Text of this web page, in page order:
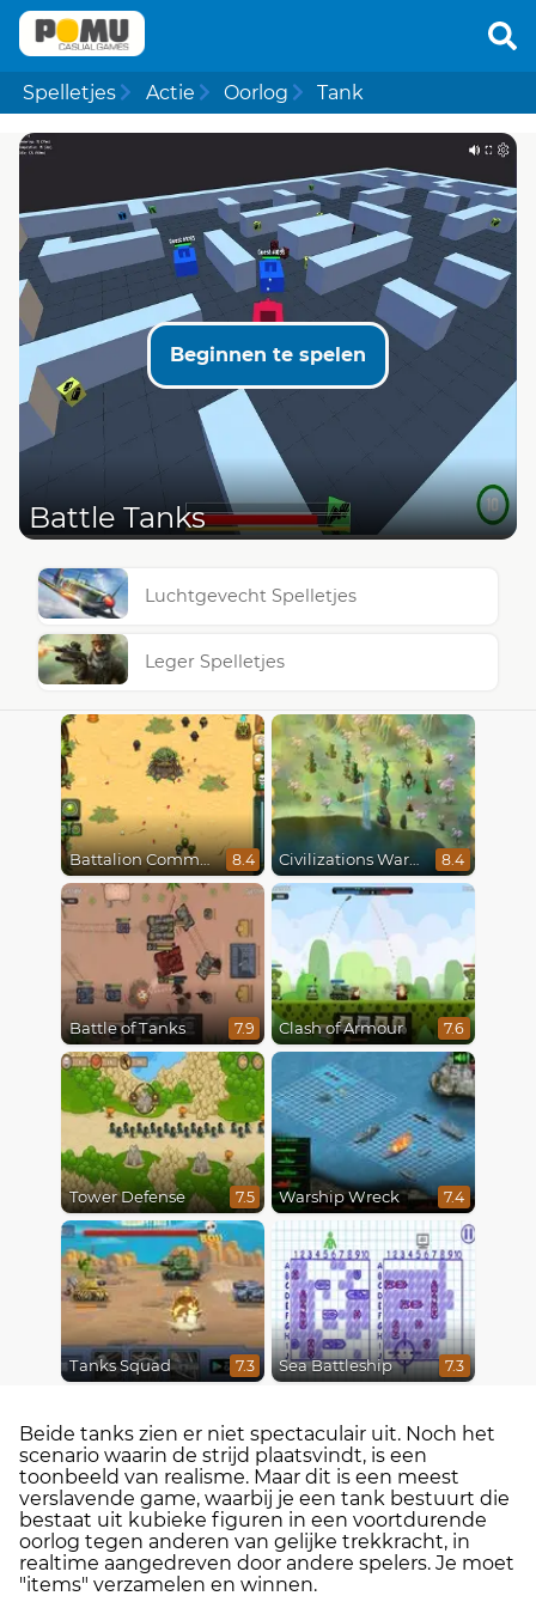
Spelletjes Actie Oorlog Tank
Beginnen te spelen
Battle Tanks
Luchtgevecht Spelletjes
Leger Spelletjes
Battalion Commander 8.4 Civilizations Wars Master Edition 8.4
Battle of Tanks 7.9 Clash of Armour 7.6
Tower Defense 7.5 Warship Wreck 7.4
Tanks Squad 7.3 Sea Battleship 7.3
Beide tanks zien er niet spectaculair uit. Noch het
scenario waarin de strijd plaatsvindt, is een
toonbeeld van realisme. Maar dit is een meest
verslavende game, waarbij je een tank bestuurt die
bestaat uit kubieke figuren in een voortdurende
oorlog tegen anderen van gelijke trekkracht, in
realtime aangedreven door andere spelers. Je moet
"items" verzamelen en winnen.